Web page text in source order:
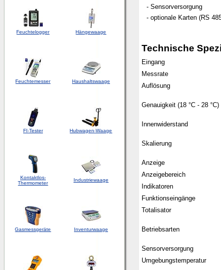
Feuchtelogger Hängewaage
Feuchtemesser Haushaltswaage
FI-Tester Hubwagen-Waage
Kontaktlos-
Thermometer
Industriewaage
Gasmessgeräte Inventurwaage
- Sensorversorgung
- optionale Karten (RS
Technische
Eingang
Messrate
Auflösung
Genauigkeit (18 °C - 28 °C)
Innenwiderstand
Skalierung
Anzeige
Anzeigebereich
Indikatoren
Funktionseingänge
Totalisator
Betriebsarten
Sensorversorgung
Umgebungstemperatur